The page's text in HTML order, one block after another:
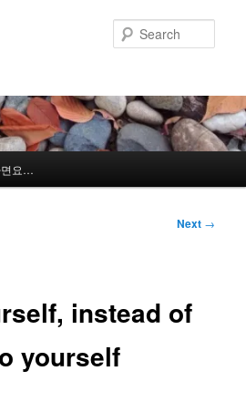
면요…
Next →
instead of
yourself